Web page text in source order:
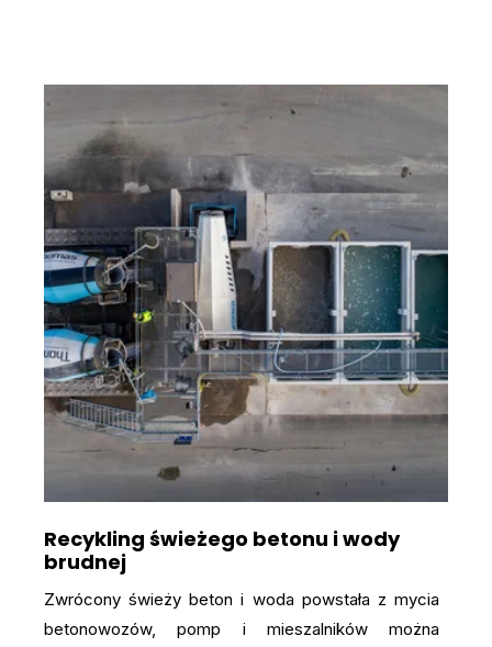
Recykling świeżego betonu i wody
brudnej
Zwrócony świeży beton i woda powstała z mycia
betonowozów, pomp i mieszalników można